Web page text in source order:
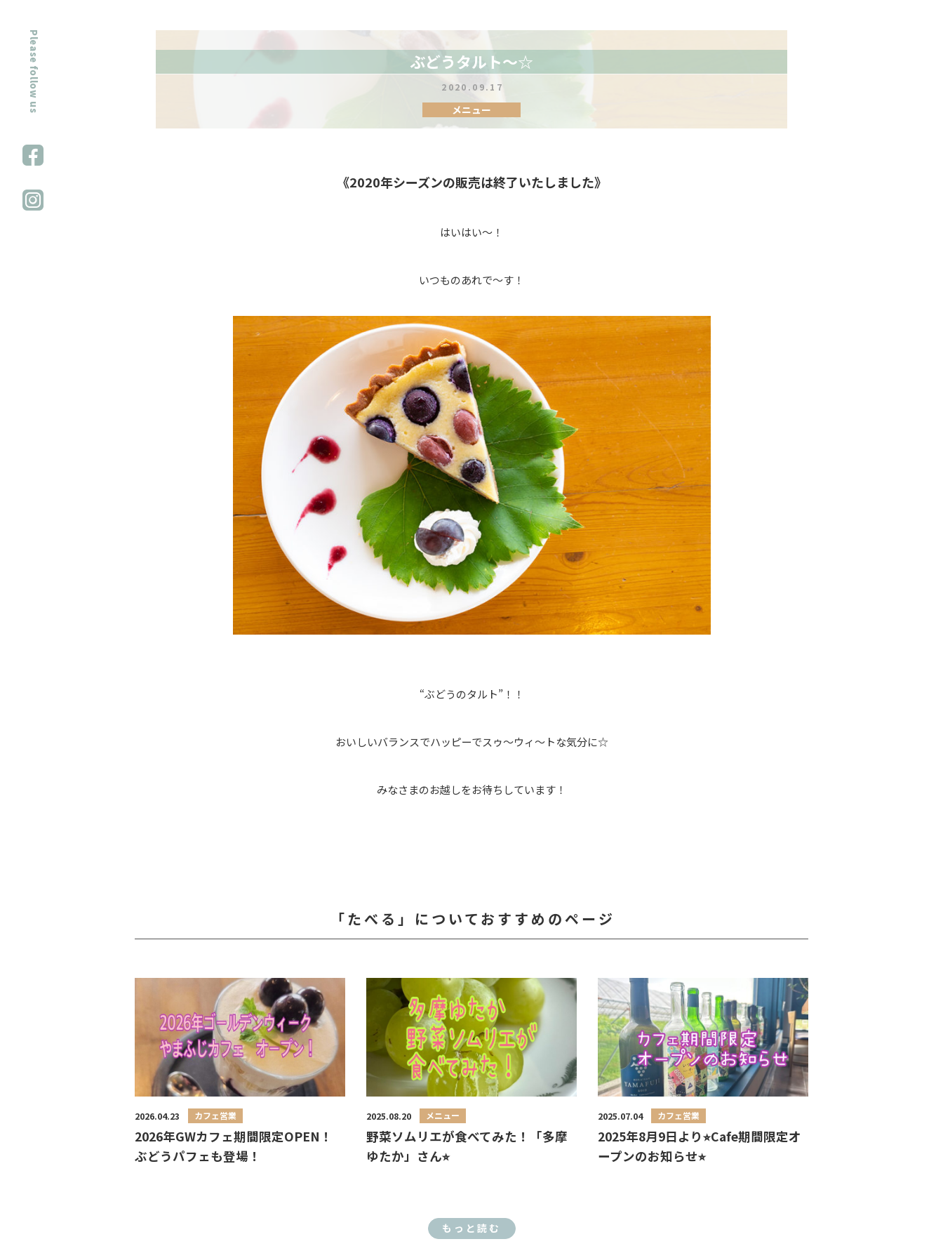
Please follow us ぶどうタルト〜☆
2020.09.17
メニュー
《2020年シーズンの販売は終了いたしました》
はいはい〜！
いつものあれで〜す！
“ぶどうのタルト”！！
おいしいバランスでハッピーでスゥ〜ウィ〜トな気分に☆
みなさまのお越しをお待ちしています！
「たべる」についておすすめのページ
2026.04.23 カフェ営業
2026年GWカフェ期間限定OPEN！
ぶどうパフェも登場！
2025.08.20 メニュー
野菜ソムリエが食べてみた！「多摩
ゆたか」さん⭐︎
2025.07.04 カフェ営業
2025年8月9日より⭐︎Cafe期間限定オ
ープンのお知らせ⭐︎
もっと読む